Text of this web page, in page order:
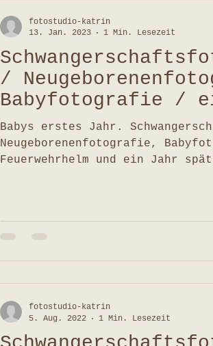
/
Babyfotografie /
später / Suhl
Babys erstes Jahr.
Neugeborenenfotografie,
Feuerwehrhelm und ein Jahr
fotostudio-katrin
13. Jan. 2023
1 Min. Lesezeit
fotostudio-katrin
5. Aug. 2022
1 Min. Lesezeit